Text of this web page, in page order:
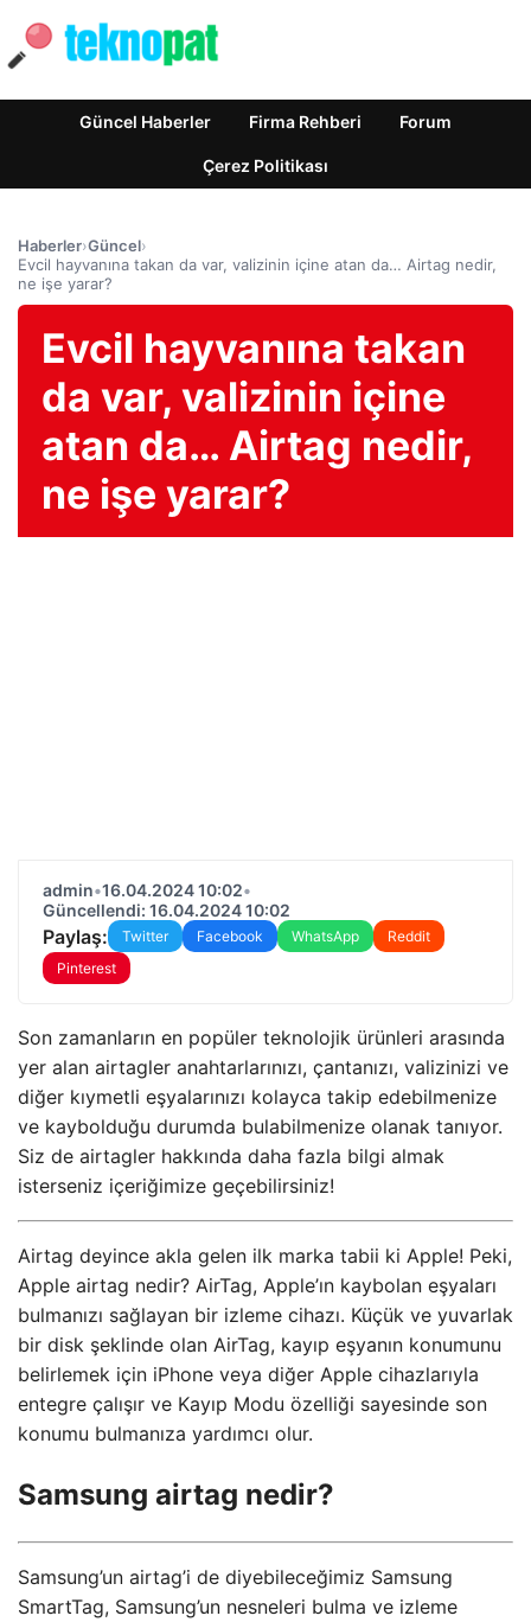
Güncel Haberler Firma Rehberi Forum
Çerez Politikası
Haberler›Güncel›
Evcil hayvanına takan da var, valizinin içine atan da… Airtag nedir,
ne işe yarar?
Evcil hayvanına takan
da var, valizinin içine
atan da… Airtag nedir,
ne işe yarar?
admin•16.04.2024 10:02•
Güncellendi: 16.04.2024 10:02
Paylaş: Twitter Facebook WhatsApp
Reddit
Pinterest
Son zamanların en popüler teknolojik ürünleri arasında
yer alan airtagler anahtarlarınızı, çantanızı, valizinizi ve
diğer kıymetli eşyalarınızı kolayca takip edebilmenize
ve kaybolduğu durumda bulabilmenize olanak tanıyor.
Siz de airtagler hakkında daha fazla bilgi almak
isterseniz içeriğimize geçebilirsiniz!
Airtag deyince akla gelen ilk marka tabii ki Apple! Peki,
Apple airtag nedir? AirTag, Apple’ın kaybolan eşyaları
bulmanızı sağlayan bir izleme cihazı. Küçük ve yuvarlak
bir disk şeklinde olan AirTag, kayıp eşyanın konumunu
belirlemek için iPhone veya diğer Apple cihazlarıyla
entegre çalışır ve Kayıp Modu özelliği sayesinde son
konumu bulmanıza yardımcı olur.
Samsung airtag nedir?
Samsung’un airtag’i de diyebileceğimiz Samsung
SmartTag, Samsung’un nesneleri bulma ve izleme